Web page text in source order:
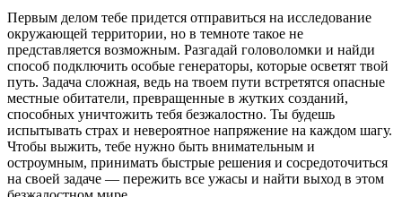
Первым делом тебе придется отправиться на исследование
окружающей территории, но в темноте такое не
представляется возможным. Разгадай головоломки и найди
способ подключить особые генераторы, которые осветят твой
путь. Задача сложная, ведь на твоем пути встретятся опасные
местные обитатели, превращенные в жутких созданий,
способных уничтожить тебя безжалостно. Ты будешь
испытывать страх и невероятное напряжение на каждом шагу.
Чтобы выжить, тебе нужно быть внимательным и
остроумным, принимать быстрые решения и сосредоточиться
на своей задаче — пережить все ужасы и найти выход в этом